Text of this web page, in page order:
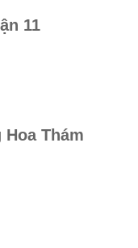
11
Hoa Thám